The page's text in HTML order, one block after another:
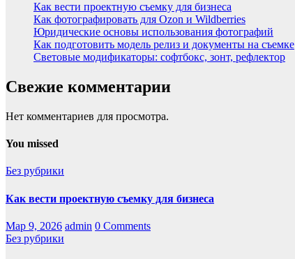
Как вести проектную съемку для бизнеса
Как фотографировать для Ozon и Wildberries
Юридические основы использования фотографий
Как подготовить модель релиз и документы на съемке
Световые модификаторы: софтбокс, зонт, рефлектор
Свежие комментарии
Нет комментариев для просмотра.
You missed
Без рубрики
Как вести проектную съемку для бизнеса
Мар 9, 2026 admin 0 Comments
Без рубрики